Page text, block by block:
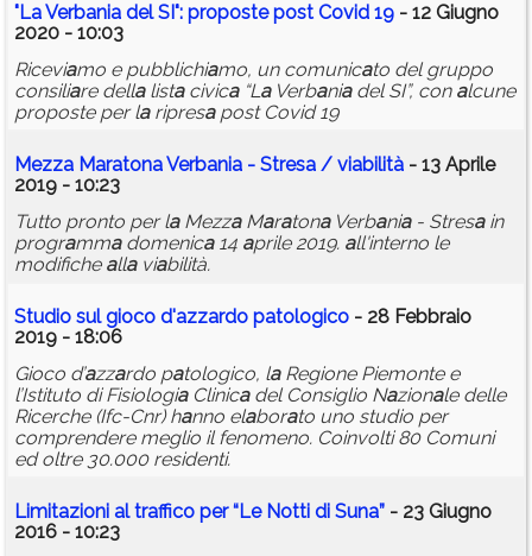
"LaVerbania del SI": proposte post Covid 19 - 12 Giugno
2020 - 10:03
Riceviamo e pubblichiamo, un comunicato del gruppo
consiliare dellalistacivica“LaVerbaniadel SI”, con alcune
proposte per laripresapost Covid 19
Mezza MaratonaVerbania - Stresa / viabilità - 13 Aprile
2019 - 10:23
Tutto pronto per laMezzaMaratonaVerbania- Stresain
programmadomenica14 aprile 2019. all'interno le
modifiche allaviabilità.
Studio sul gioco d'azzardo patologico - 28 Febbraio
2019 - 18:06
Gioco d’azzardo patologico, laRegione Piemonte e
l’Istituto di FisiologiaClinicadel Consiglio Nazionale delle
Ricerche (Ifc-Cnr) hanno elaborato uno studio per
comprendere meglio il fenomeno. Coinvolti 80 Comuni
ed oltre 30.000 residenti.
Limitazioni al traffico per “Le Notti di Suna” - 23 Giugno
2016 - 10:23